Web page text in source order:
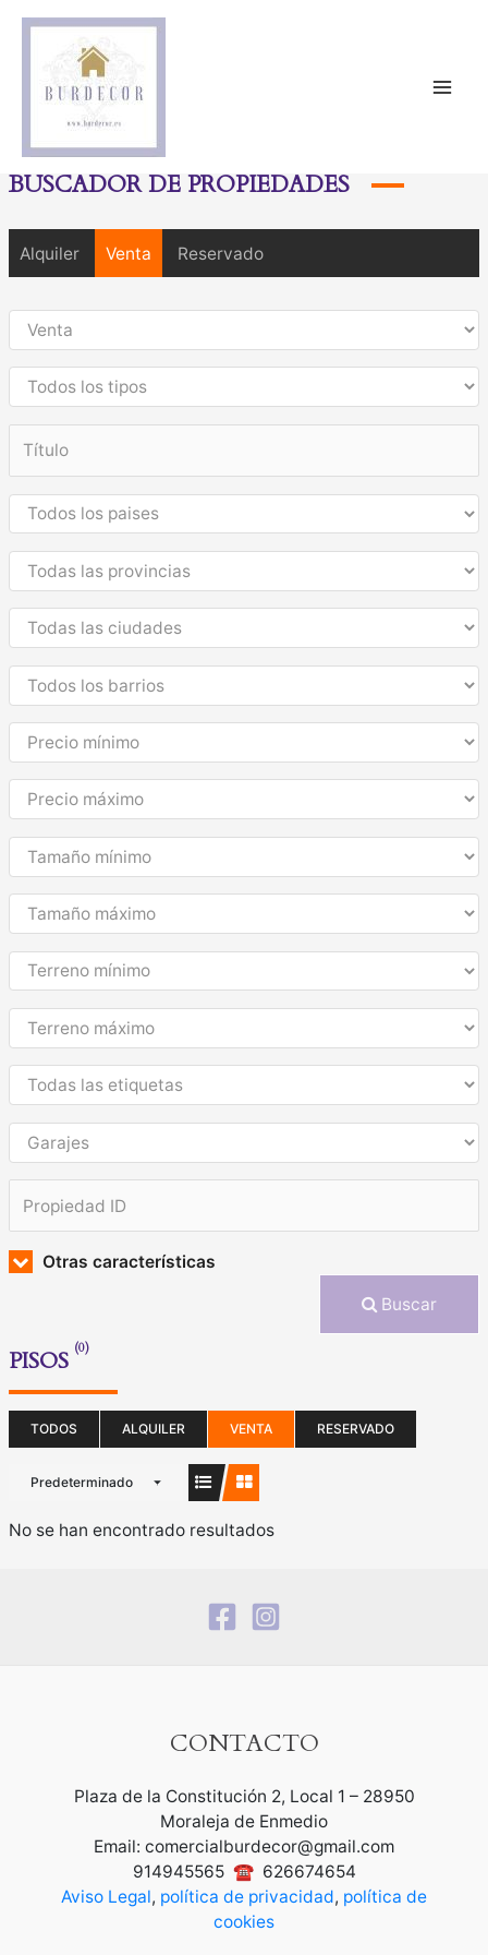
BUSCADOR DE PROPIEDADES
Alquiler Venta Reservado
Otras características
Buscar
PISOS (0)
TODOS ALQUILER VENTA RESERVADO
Predeterminado
No se han encontrado resultados
CONTACTO
Plaza de la Constitución 2, Local 1 – 28950
Moraleja de Enmedio
Email: comercialburdecor@gmail.com
914945565 ☎ 626674654
Aviso Legal, política de privacidad, política de
cookies